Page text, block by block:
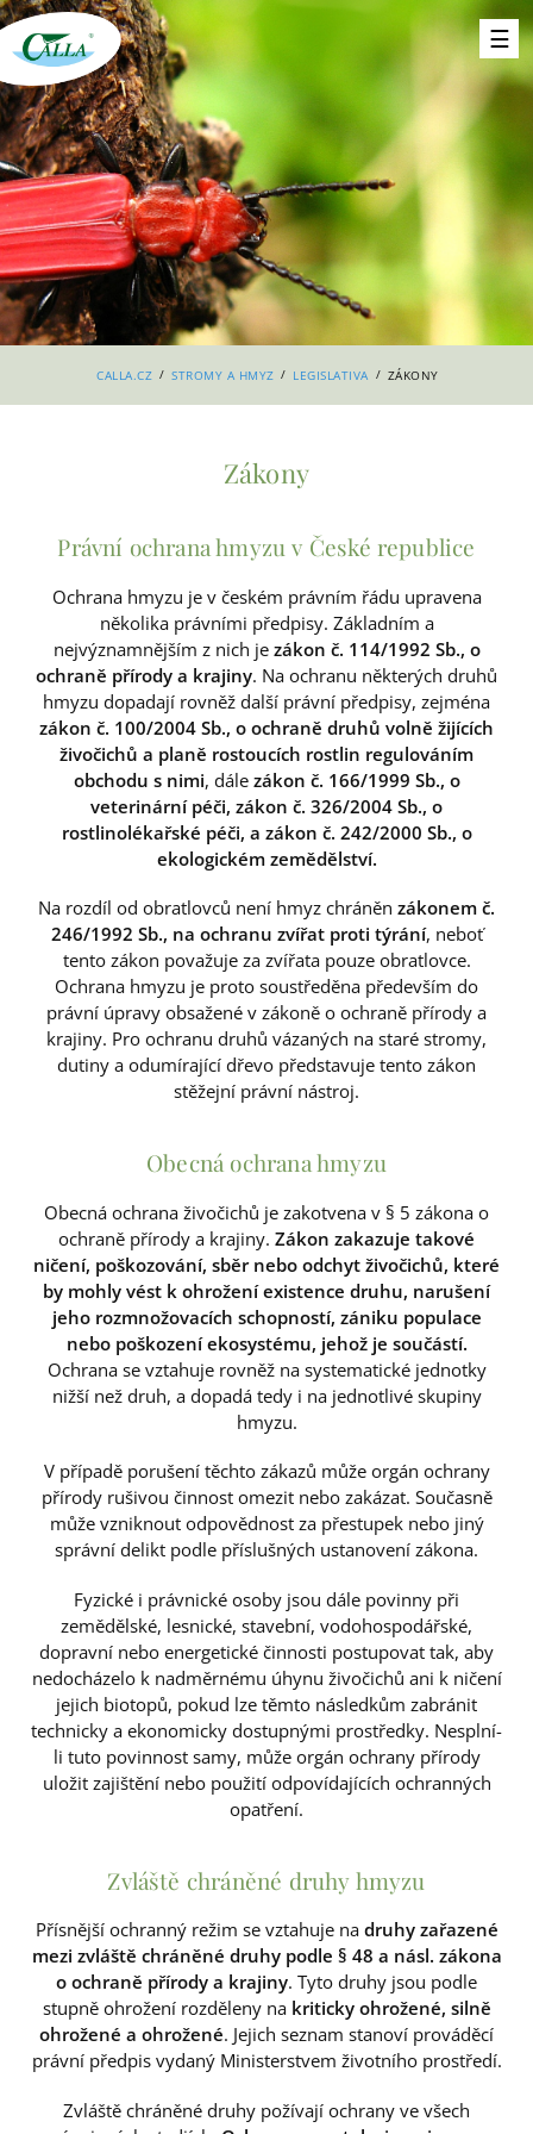
CALLA.CZ / STROMY A HMYZ / LEGISLATIVA / ZÁKONY
Zákony
Právní ochrana hmyzu v České republice
Ochrana hmyzu je v českém právním řádu upravena
několika právními předpisy. Základním a
nejvýznamnějším z nich je zákon č. 114/1992 Sb., o
ochraně přírody a krajiny. Na ochranu některých druhů
hmyzu dopadají rovněž další právní předpisy, zejména
zákon č. 100/2004 Sb., o ochraně druhů volně žijících
živočichů a planě rostoucích rostlin regulováním
obchodu s nimi, dále zákon č. 166/1999 Sb., o
veterinární péči, zákon č. 326/2004 Sb., o
rostlinolékařské péči, a zákon č. 242/2000 Sb., o
ekologickém zemědělství.
Na rozdíl od obratlovců není hmyz chráněn zákonem č.
246/1992 Sb., na ochranu zvířat proti týrání, neboť
tento zákon považuje za zvířata pouze obratlovce.
Ochrana hmyzu je proto soustředěna především do
právní úpravy obsažené v zákoně o ochraně přírody a
krajiny. Pro ochranu druhů vázaných na staré stromy,
dutiny a odumírající dřevo představuje tento zákon
stěžejní právní nástroj.
Obecná ochrana hmyzu
Obecná ochrana živočichů je zakotvena v § 5 zákona o
ochraně přírody a krajiny. Zákon zakazuje takové
ničení, poškozování, sběr nebo odchyt živočichů, které
by mohly vést k ohrožení existence druhu, narušení
jeho rozmnožovacích schopností, zániku populace
nebo poškození ekosystému, jehož je součástí.
Ochrana se vztahuje rovněž na systematické jednotky
nižší než druh, a dopadá tedy i na jednotlivé skupiny
hmyzu.
V případě porušení těchto zákazů může orgán ochrany
přírody rušivou činnost omezit nebo zakázat. Současně
může vzniknout odpovědnost za přestupek nebo jiný
správní delikt podle příslušných ustanovení zákona.
Fyzické i právnické osoby jsou dále povinny při
zemědělské, lesnické, stavební, vodohospodářské,
dopravní nebo energetické činnosti postupovat tak, aby
nedocházelo k nadměrnému úhynu živočichů ani k ničení
jejich biotopů, pokud lze těmto následkům zabránit
technicky a ekonomicky dostupnými prostředky. Nesplní-
li tuto povinnost samy, může orgán ochrany přírody
uložit zajištění nebo použití odpovídajících ochranných
opatření.
Zvláště chráněné druhy hmyzu
Přísnější ochranný režim se vztahuje nadruhy zařazené
mezi zvláště chráněné druhy podle § 48 a násl. zákona
o ochraně přírody a krajiny. Tyto druhy jsou podle
stupně ohrožení rozděleny na kriticky ohrožené, silně
ohrožené a ohrožené. Jejich seznam stanoví prováděcí
právní předpis vydaný Ministerstvem životního prostředí.
Zvláště chráněné druhy požívají ochrany ve všech